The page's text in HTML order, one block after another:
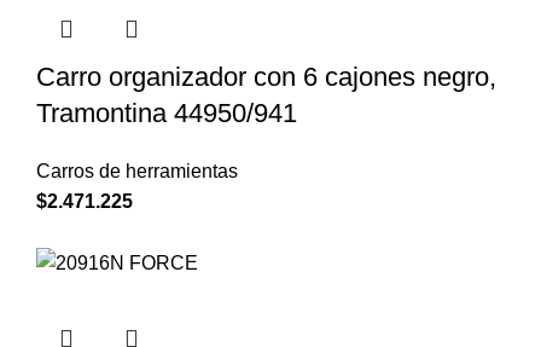
Carro organizador con 6 cajones negro,
Tramontina 44950/941
Carros de herramientas
$2.471.225